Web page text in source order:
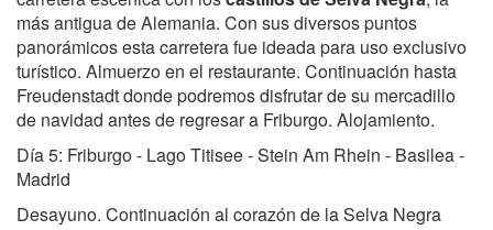
más antigua de Alemania. Con sus diversos puntos
panorámicos esta carretera fue ideada para uso exclusivo
turístico. Almuerzo en el restaurante. Continuación hasta
Freudenstadt donde podremos disfrutar de su mercadillo
de navidad antes de regresar a Friburgo. Alojamiento.
Día 5: Friburgo - Lago Titisee - Stein Am Rhein - Basilea -
Madrid
Desayuno. Continuación al corazón de la Selva Negra